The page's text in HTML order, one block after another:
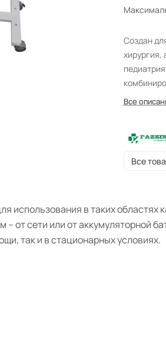
Создан
хирургия,
так и в
Все
Все
использования в таких областях
от сети или от аккумуляторной
так и в стационарных условиях.